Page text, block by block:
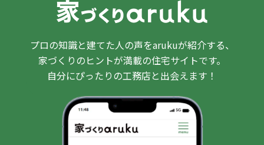
プロの知識と建てた人の声をarukuが紹介する、
家づくりのヒントが満載の住宅サイトです。
自分にぴったりの工務店と出会えます！